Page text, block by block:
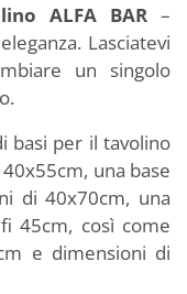
ALFA BAR –
Lasciatevi
un singolo
basi per il tavolino
una base
di 40x70cm, una
45cm, così come
e dimensioni di